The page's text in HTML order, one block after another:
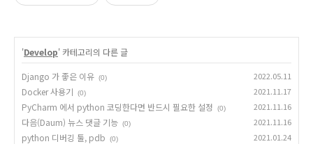
'Develop' 카테고리의 다른 글
Django 가 좋은 이유 (0) 2022.05.11
Docker 사용기 (0) 2021.11.17
PyCharm 에서 python 코딩한다면 반드시 필요한 설정 (0) 2021.11.16
다음(Daum) 뉴스 댓글 기능 (0) 2021.11.16
python 디버깅 툴, pdb (0) 2021.01.24